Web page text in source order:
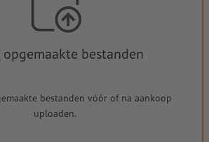
opgemaakte bestanden
bestanden vóór of na aankoop
uploaden.